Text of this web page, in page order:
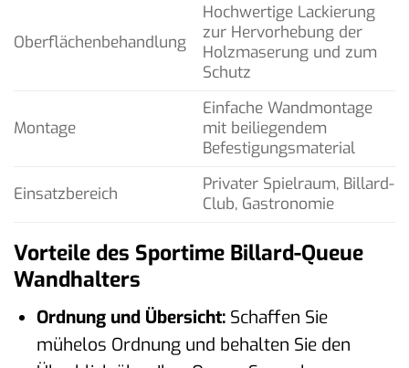
Oberflächenbehandlung
Hochwertige Lackierung
zur Hervorhebung der
Holzmaserung und zum
Schutz
Montage
Einfache Wandmontage
mit beiliegendem
Befestigungsmaterial
Einsatzbereich
Privater Spielraum, Billard-
Club, Gastronomie
Vorteile des Sportime Billard-Queue
Wandhalters
Ordnung und Übersicht:Schaffen Sie
mühelos Ordnung und behalten Sie den